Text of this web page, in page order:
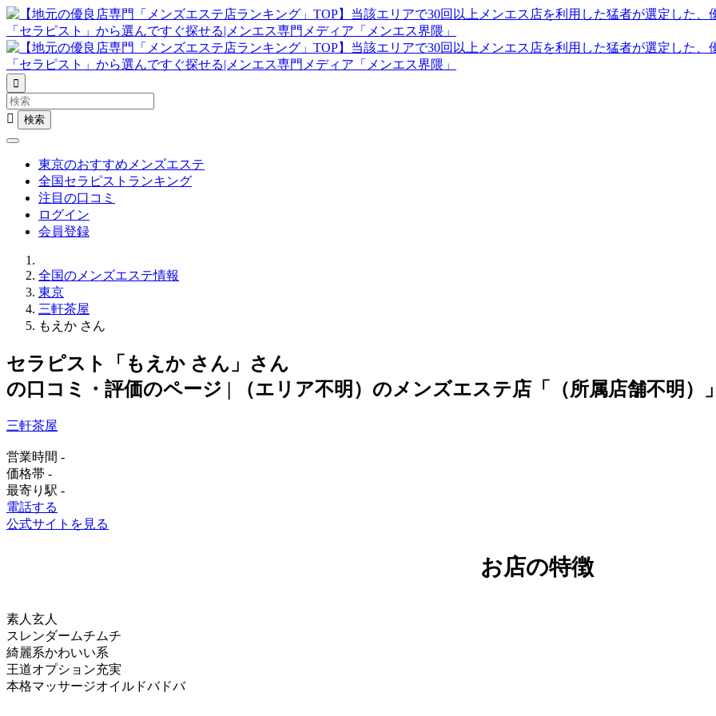


東京のおすすめメンズエステ
全国セラピストランキング
注目の口コミ
ログイン
会員登録
全国のメンズエステ情報
東京
三軒茶屋
もえか さん
セラピスト「もえか さん」さん
の口コミ・評価のページ | （エリア不明）のメンズエステ店「（所属店舗不明）
三軒茶屋
営業時間 -
価格帯 -
最寄り駅 -
電話する
公式サイトを見る
お店の特徴
素人玄人
スレンダームチムチ
綺麗系かわいい系
王道オプション充実
本格マッサージオイルドバドバ